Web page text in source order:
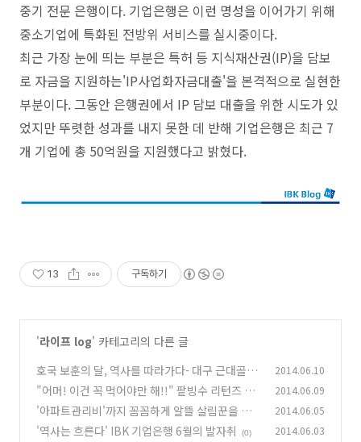
중기 전문 은행이다. 기업은행은 이런 명성을 이어가기 위해
중소기업에 특화된 전방위 서비스를 실시중이다.
최근 가장 눈에 띄는 부분은 특허 등 지식재산권(IP)을 담보
로 자금을 지원하는'IP사업화자금대출'을 본격적으로 실현한
부분이다. 그동안 은행권에서 IP 담보 대출을 위한 시도가 있
었지만 뚜렷한 성과를 내지 못한 데 반해 기업은행은 최근 7
개 기업에 총 50억원을 지원했다고 밝혔다.
13 구독하기
'라이프 log' 카테고리의 다른 글
호국 보훈의 달, 역사를 따라가다- 대구 근대골목
투어
(0)
2014.06.10
"어머! 이건 꼭 먹어야만 해!!" 팥빙수 리턴즈 20
14 (6)
2014.06.09
'아파트관리비'까지 꼼꼼하게 알뜰 살림꾼을 위
한 IBK 생활비 통장
(0)
2014.06.05
'역사는 흐른다' IBK 기업은행 6월의 발자취 (0) 2014.06.03